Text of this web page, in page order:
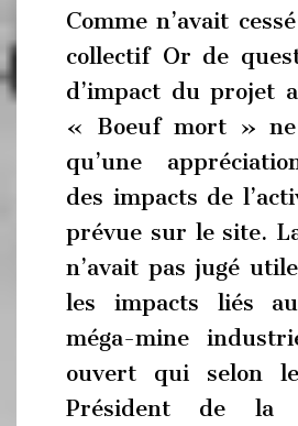
Comme n’avait
collectif Or de
d’impact du projet
« Boeuf mort » ne
qu’une
des impacts de
prévue sur le site.
n’avait pas jugé
les impacts liés
méga-mine
ouvert qui selon
Président de la